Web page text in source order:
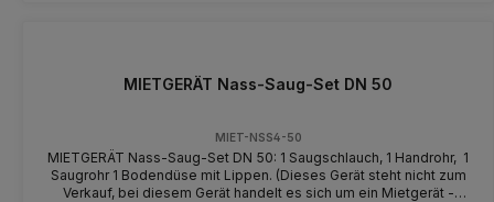
MIETGERÄT Nass-Saug-Set DN 50
MIET-NSS4-50
MIETGERÄT Nass-Saug-Set DN 50: 1 Saugschlauch, 1 Handrohr, 1
Saugrohr 1 Bodendüse mit Lippen. (Dieses Gerät steht nicht zum
Verkauf, bei diesem Gerät handelt es sich um ein Mietgerät -